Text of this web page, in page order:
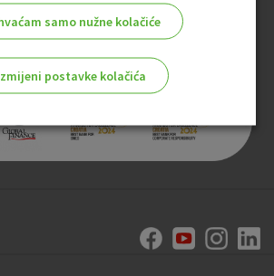
samo nužne kolačiće
postavke kolačića